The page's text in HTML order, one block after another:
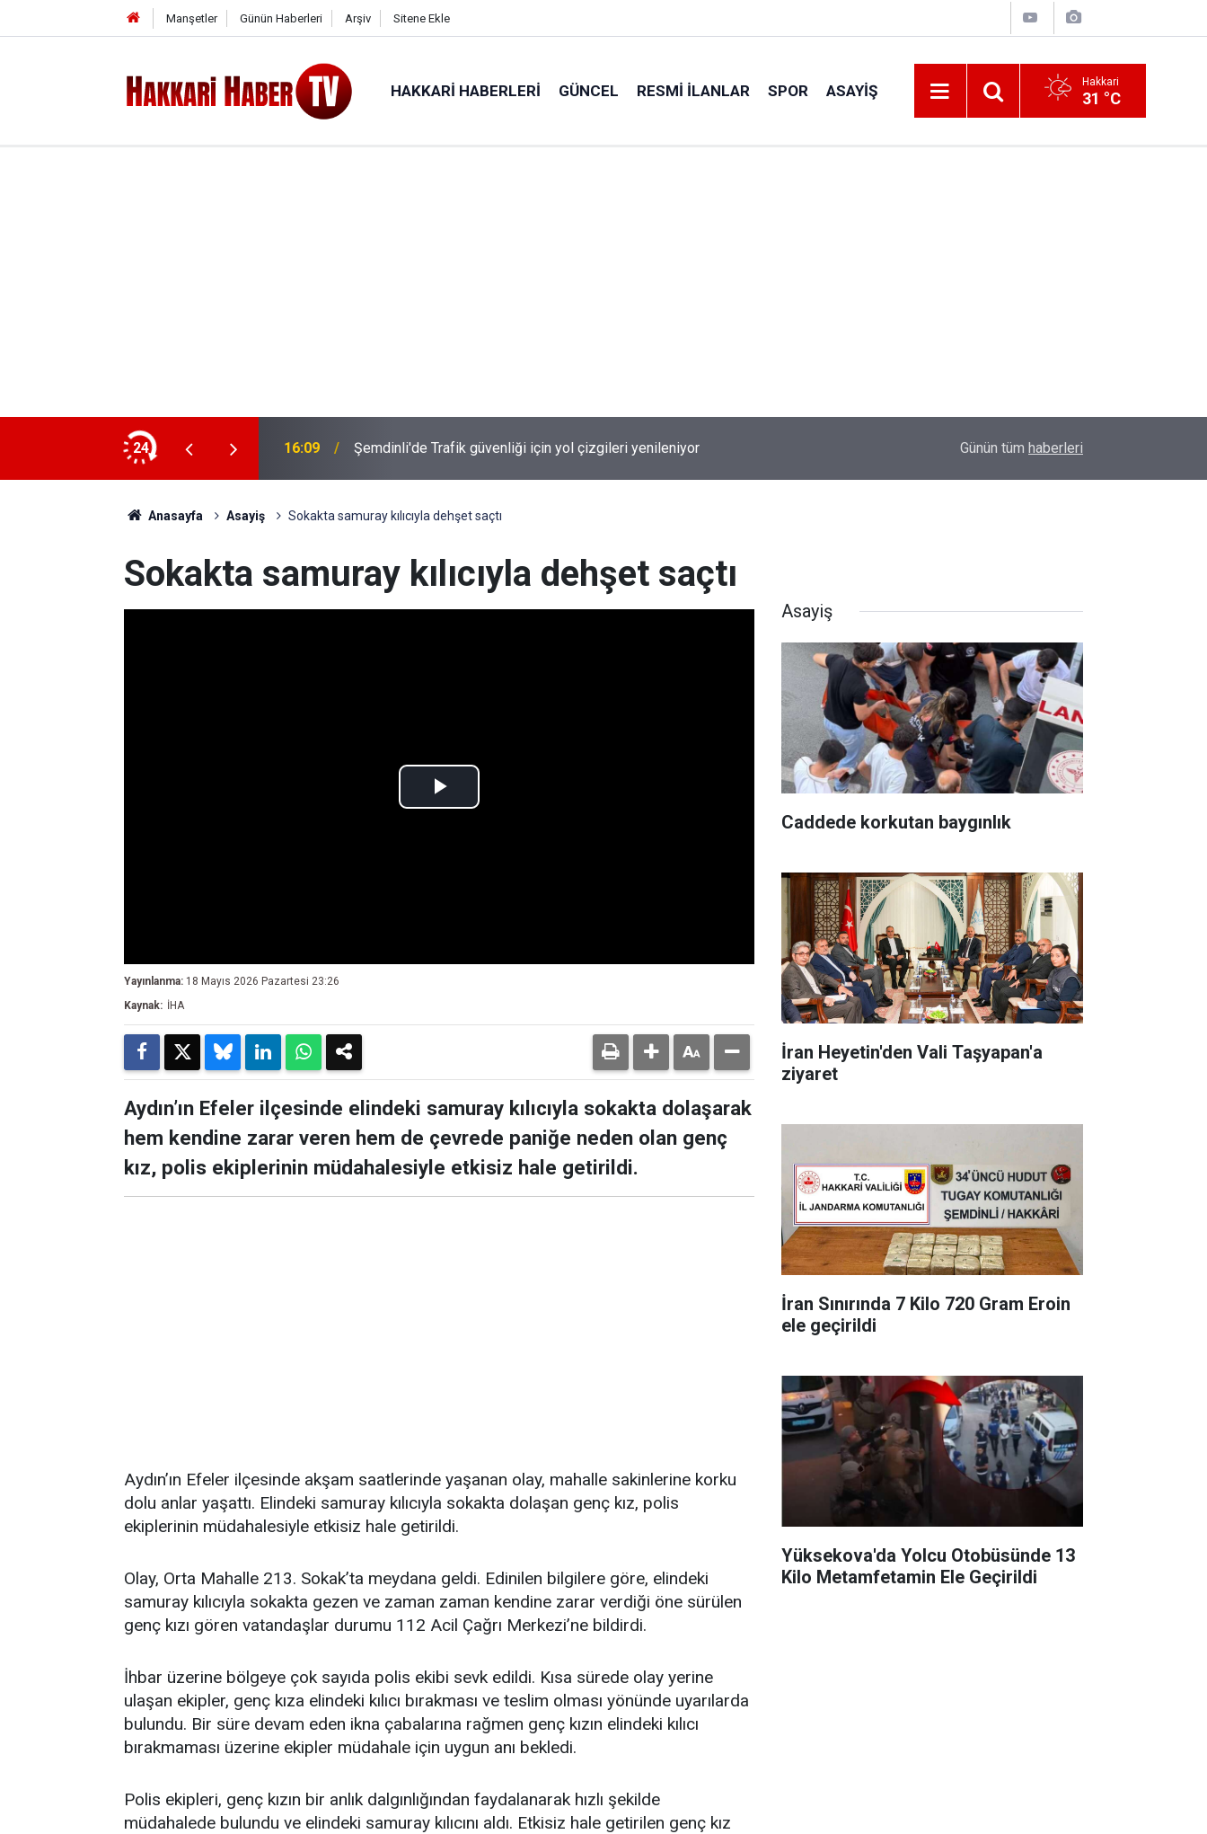
Manşetler Günün Haberleri Arşiv Sitene Ekle
HAKKARI HABERLERI GÜNCEL RESMI İLANLAR SPOR ASAYIŞ Hakkari
31 °C
24
Gençcelep'e ziyaret 16:09 Şemdinli'de Trafik güvenliği için yol çizgileri yenileniyor Gündoğdu'dan Hülür'e Teşekkür
Günün tüm haberleri
Anasayfa Asayiş Sokakta samuray kılıcıyla dehşet saçtı
Sokakta samuray kılıcıyla dehşet saçtı
Play
Yayınlanma: 18 Mayıs 2026 Pazartesi 23:26
Kaynak: İHA
Aydın’ın Efeler ilçesinde elindeki samuray kılıcıyla sokakta dolaşarak
hem kendine zarar veren hem de çevrede paniğe neden olan genç
kız, polis ekiplerinin müdahalesiyle etkisiz hale getirildi.
Aydın’ın Efeler ilçesinde akşam saatlerinde yaşanan olay, mahalle sakinlerine korku
dolu anlar yaşattı. Elindeki samuray kılıcıyla sokakta dolaşan genç kız, polis
ekiplerinin müdahalesiyle etkisiz hale getirildi.
Olay, Orta Mahalle 213. Sokak’ta meydana geldi. Edinilen bilgilere göre, elindeki
samuray kılıcıyla sokakta gezen ve zaman zaman kendine zarar verdiği öne sürülen
genç kızı gören vatandaşlar durumu 112 Acil Çağrı Merkezi’ne bildirdi.
İhbar üzerine bölgeye çok sayıda polis ekibi sevk edildi. Kısa sürede olay yerine
ulaşan ekipler, genç kıza elindeki kılıcı bırakması ve teslim olması yönünde uyarılarda
bulundu. Bir süre devam eden ikna çabalarına rağmen genç kızın elindeki kılıcı
bırakmaması üzerine ekipler müdahale için uygun anı bekledi.
Polis ekipleri, genç kızın bir anlık dalgınlığından faydalanarak hızlı şekilde
müdahalede bulundu ve elindeki samuray kılıcını aldı. Etkisiz hale getirilen genç kız
Asayiş
Caddede korkutan baygınlık
İran Heyetin'den Vali Taşyapan'a
ziyaret
İran Sınırında 7 Kilo 720 Gram Eroin
ele geçirildi
Yüksekova'da Yolcu Otobüsünde 13
Kilo Metamfetamin Ele Geçirildi